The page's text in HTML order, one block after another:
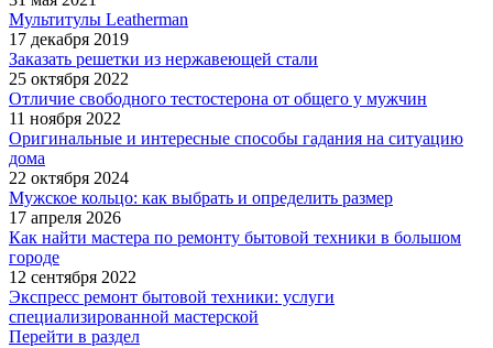
Мультитулы Leatherman
17 декабря 2019
Заказать решетки из нержавеющей стали
25 октября 2022
Отличие свободного тестостерона от общего у мужчин
11 ноября 2022
Оригинальные и интересные способы гадания на ситуацию
дома
22 октября 2024
Мужское кольцо: как выбрать и определить размер
17 апреля 2026
Как найти мастера по ремонту бытовой техники в большом
городе
12 сентября 2022
Экспресс ремонт бытовой техники: услуги
специализированной мастерской
Перейти в раздел